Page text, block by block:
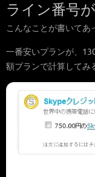
ライン番号
こんなことが書いてあ
一番安いプランが、
額プランで計算してみ